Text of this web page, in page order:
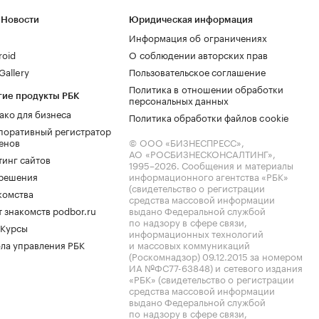
продукты РБК
для бизнеса
регистратор
сайтов
знакомств podbor.ru
управления РБК
Юридическая информация
Информация об ограничениях
О соблюдении авторских прав
Пользовательское соглашение
Политика в отношении обработки
персональных данных
Политика обработки файлов cookie
© ООО «БИЗНЕСПРЕСС»,
АО «РОСБИЗНЕСКОНСАЛТИНГ»,
1995–2026. Сообщения и материалы
информационного агентства «РБК»
(свидетельство о регистрации
средства массовой информации
выдано Федеральной службой
по надзору в сфере связи,
информационных технологий
и массовых коммуникаций
(Роскомнадзор) 09.12.2015 за номером
ИА №ФС77-63848) и сетевого издания
«РБК» (свидетельство о регистрации
средства массовой информации
выдано Федеральной службой
по надзору в сфере связи,